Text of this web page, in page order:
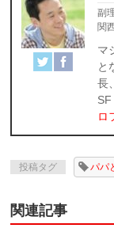
副
関
マ
と
長
ロ
投稿タグ パパ
関連記事